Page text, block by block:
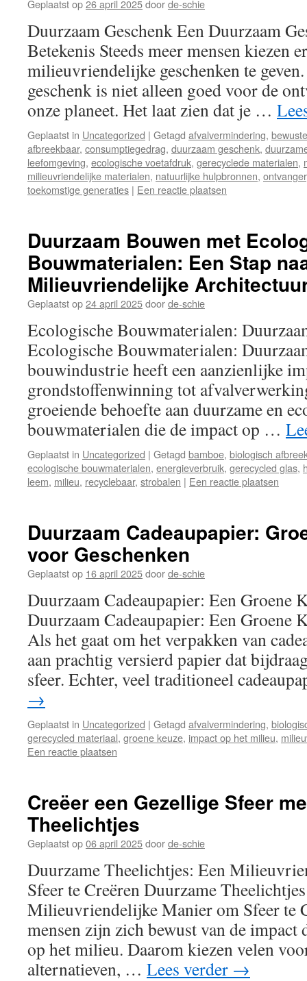
Geplaatst op26 april 2025doorde-schie
Duurzaam Geschenk Een Duurzaam
Betekenis Steeds meer mensen kiezen
milieuvriendelijke geschenken te
geschenk is niet alleen goed voor de
onze planeet. Het laat zien dat je …
Geplaatst in Uncategorized | Getagd afvalvermindering,
afbreekbaar, consumptiegedrag, duurzaam geschenk,
leefomgeving, ecologische voetafdruk, gerecyclede materialen,
milieuvriendelijke materialen, natuurlijke hulpbronnen, ontvanger
toekomstige generaties | Een reactie plaatsen
Duurzaam Bouwen met
Bouwmaterialen: Een Stap
Milieuvriendelijke
Geplaatst op24 april 2025doorde-schie
Ecologische Bouwmaterialen:
Ecologische Bouwmaterialen:
bouwindustrie heeft een aanzienlijke
grondstoffenwinning tot
groeiende behoefte aan duurzame en
bouwmaterialen die de impact op …
Geplaatst in Uncategorized | Getagd bamboe, biologisch
ecologische bouwmaterialen, energieverbruik, gerecycled glas,
leem, milieu, recyclebaar, strobalen | Een reactie plaatsen
Duurzaam Cadeaupapier:
voor Geschenken
Geplaatst op 16 april 2025doorde-schie
Duurzaam Cadeaupapier: Een Groene
Duurzaam Cadeaupapier: Een Groene
Als het gaat om het verpakken van
aan prachtig versierd papier dat
sfeer. Echter, veel traditioneel
→
Geplaatst in Uncategorized | Getagd afvalvermindering,
gerecycled materiaal, groene keuze, impact op het milieu,
Een reactie plaatsen
Creëer een Gezellige Sfeer
Theelichtjes
Geplaatst op06 april 2025doorde-schie
Duurzame Theelichtjes: Een
Sfeer te Creëren Duurzame
Milieuvriendelijke Manier om Sfeer te
mensen zijn zich bewust van de impact
op het milieu. Daarom kiezen velen
alternatieven, … Lees verder →